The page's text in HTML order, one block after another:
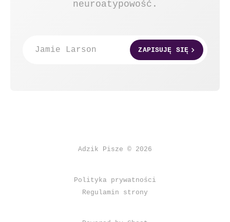
neuroatypowość.
Jamie Larson ZAPISUJĘ SIĘ
Adzik Pisze © 2026
Polityka prywatności
Regulamin strony